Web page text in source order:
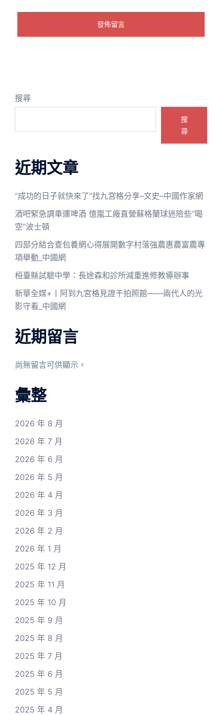
搜尋
搜
尋
近期文章
“成功的日子就快來了”找九宮格分享–文史–中國作家網
酒吧緊急調車運啤酒 億嵐工廠直營蘇格蘭球迷險些“喝
空”波士頓
四部分結合查包養網心得展開數字村落強農惠農富農專
項舉動_中國網
桓臺縣試驗中學：長途森和診所減重進修教導辦事
新華全媒+丨阿到九宮格見證干拍照館——兩代人的光
影守看_中國網
近期留言
尚無留言可供顯示。
彙整
2026 年 8 月
2026 年 7 月
2026 年 6 月
2026 年 5 月
2026 年 4 月
2026 年 3 月
2026 年 2 月
2026 年 1 月
2025 年 12 月
2025 年 11 月
2025 年 10 月
2025 年 9 月
2025 年 8 月
2025 年 7 月
2025 年 6 月
2025 年 5 月
2025 年 4 月